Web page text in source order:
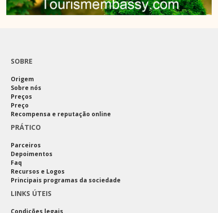
SOBRE
Origem
Sobre nós
Preços
Preço
Recompensa e reputação online
PRÁTICO
Parceiros
Depoimentos
Faq
Recursos e Logos
Principais programas da sociedade
LINKS ÚTEIS
Condições legais